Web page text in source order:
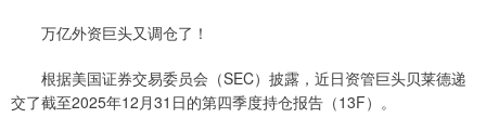
万亿外资巨头又调仓了！
根据美国证券交易委员会（SEC）披露，近日资管巨头贝莱德递
交了截至2025年12月31日的第四季度持仓报告（13F）。